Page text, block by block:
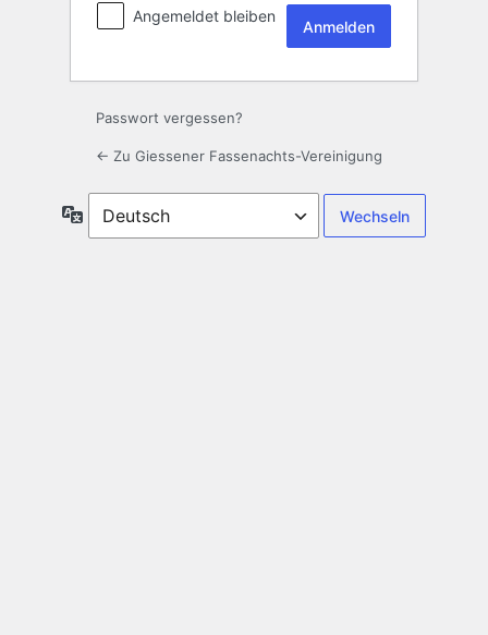
Angemeldet bleiben
Passwort vergessen?
← Zu Giessener Fassenachts-Vereinigung
Sprache